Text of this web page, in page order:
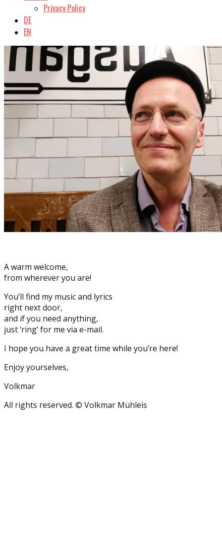
Privacy Policy
DE
EN
A warm welcome,
from wherever you are!
You’ll find my music and lyrics
right next door,
and if you need anything,
just ‘ring’ for me via e-mail.
I hope you have a great time while you’re here!
Enjoy yourselves,
Volkmar
All rights reserved. © Volkmar Mühleis